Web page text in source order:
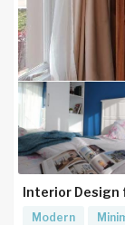
Interior Design
Modern